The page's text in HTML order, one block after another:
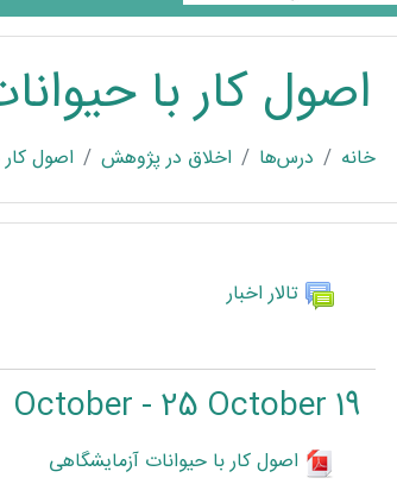
اصول کار با
خانه درس‌ها اخلاق در پژوهش اصول
طرح هفتگی
عمومیتالار اخبار
تالار گفتگو
19 October - 25 October
اصول کار با حیوانات آزمایشگاهی
فایل